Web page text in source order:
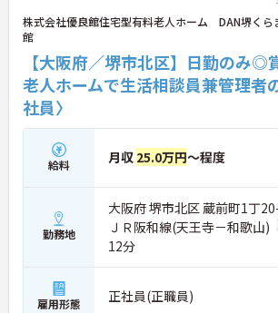
株式会社優良館住宅型有料老人ホーム DAN堺くら
館
【大阪府／堺市北区】日勤のみ
老人ホームで生活相談員兼管理者
社員〉
給料 月収 25.0万円～程度
勤務地
大阪府 堺市北区 蔵前町1丁
ＪＲ阪和線(天王寺－和歌山)
12分
雇用形態 正社員(正職員)